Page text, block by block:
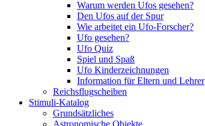
Warum werden Ufos gesehen?
Den Ufos auf der Spur
Wie arbeitet ein Ufo-Forscher?
Ufo gesehen?
Ufo Quiz
Spiel und Spaß
Ufo Kinderzeichnungen
Information für Eltern und Lehrer
Reichsflugscheiben
Stimuli-Katalog
Grundsätzliches
Astronomische Objekte